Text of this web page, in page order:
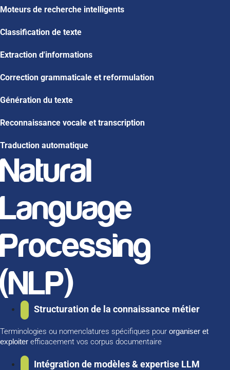
Moteurs de recherche intelligents​
Classification de texte​
Extraction d'informations​
Correction grammaticale et reformulation
Génération du texte​
Reconnaissance vocale et transcription​
Traduction automatique​
Natural
Language
Processing
(NLP)
Structuration de la connaissance métier
Terminologies ou nomenclatures spécifiques pour organiser et
exploiter efficacement vos corpus documentaire
Intégration de modèles & expertise LLM